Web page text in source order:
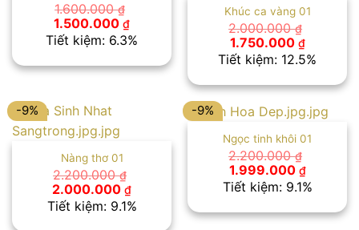
1.600.000₫
Giá
gốc
là:
1.500.000 ₫Giá
hiện
tại
1.500.000 ₫.
Tiết kiệm: 6.3%
Khúc ca vàng 01
2.000.000₫
Giá
gốc
là:
1.750.000 ₫Giá
hiện
tại
Tiết kiệm: 12.5%
-9%
Nàng thơ 01
2.200.000₫
Giá
gốc
là:
2.000.000 ₫Giá
hiện
tại
Tiết kiệm: 9.1%
-9%
Ngọc tinh khôi 01
2.200.000₫
Giá
gốc
là:
1.999.000 ₫Giá
hiện
tại
Tiết kiệm: 9.1%